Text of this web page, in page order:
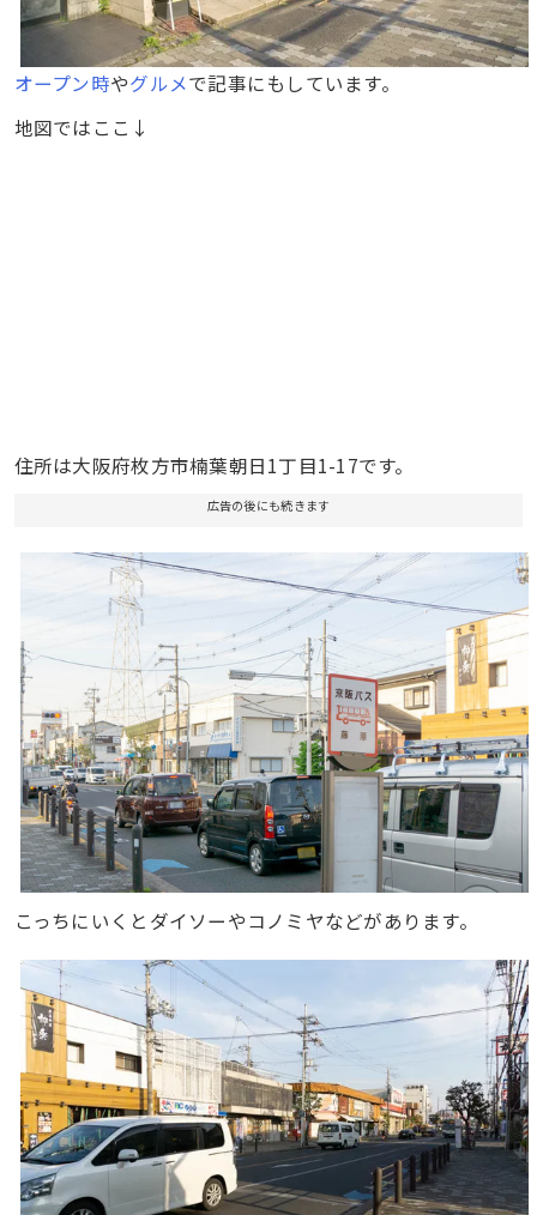
オープン時やグルメで記事にもしています。
地図ではここ↓
住所は大阪府枚方市楠葉朝日1丁目1-17です。
広告の後にも続きます
こっちにいくとダイソーやコノミヤなどがあります。